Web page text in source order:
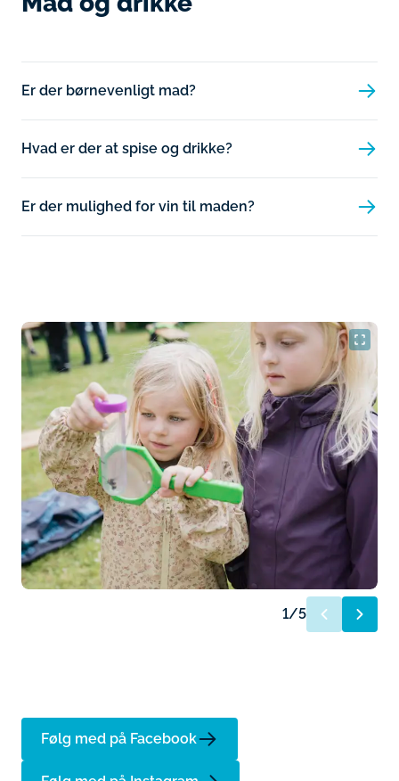
Er der børnevenligt mad?
Hvad er der at spise og drikke?
Er der mulighed for vin til maden?
1/5
Følg med på Facebook